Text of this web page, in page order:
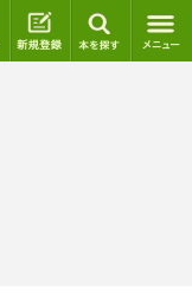
ログイン 新規登録